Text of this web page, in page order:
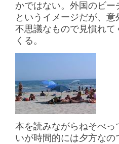
かではない。外国のビ
というイメージだが、
不思議なもので見慣れ
くる。
本を読みながらねそべ
いが時間的には夕方な